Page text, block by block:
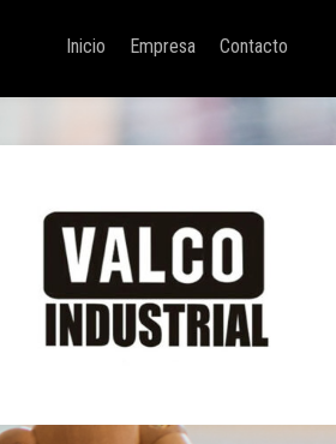
Inicio Empresa Contacto